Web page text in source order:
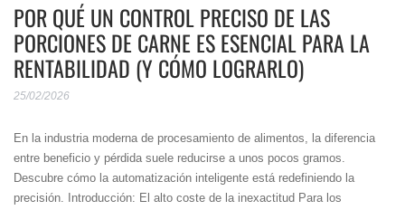
POR QUÉ UN CONTROL PRECISO DE LAS
PORCIONES DE CARNE ES ESENCIAL PARA LA
RENTABILIDAD (Y CÓMO LOGRARLO)
25/02/2026
En la industria moderna de procesamiento de alimentos, la diferencia
entre beneficio y pérdida suele reducirse a unos pocos gramos.
Descubre cómo la automatización inteligente está redefiniendo la
precisión. Introducción: El alto coste de la inexactitud Para los